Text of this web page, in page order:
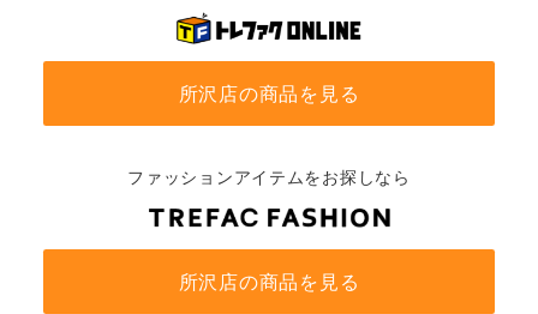
所沢店の商品を見る
ファッションアイテムをお探しなら
所沢店の商品を見る